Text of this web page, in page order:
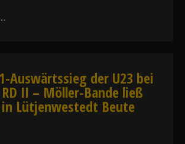
Auswärtssieg der U23 bei
II – Möller-Bande ließ
Lütjenwestedt Beute